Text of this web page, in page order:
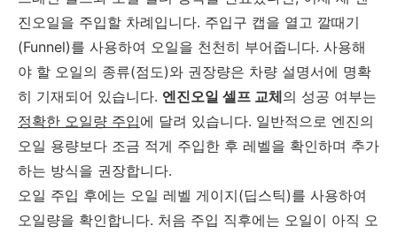
진오일을 주입할 차례입니다. 주입구 캡을 열고 깔때기
(Funnel)를 사용하여 오일을 천천히 부어줍니다. 사용해
야 할 오일의 종류(점도)와 권장량은 차량 설명서에 명확
히 기재되어 있습니다. 엔진오일 셀프 교체의 성공 여부는
정확한 오일량 주입에 달려 있습니다. 일반적으로 엔진의
오일 용량보다 조금 적게 주입한 후 레벨을 확인하며 추가
하는 방식을 권장합니다.
오일 주입 후에는 오일 레벨 게이지(딥스틱)를 사용하여
오일량을 확인합니다. 처음 주입 직후에는 오일이 아직 오